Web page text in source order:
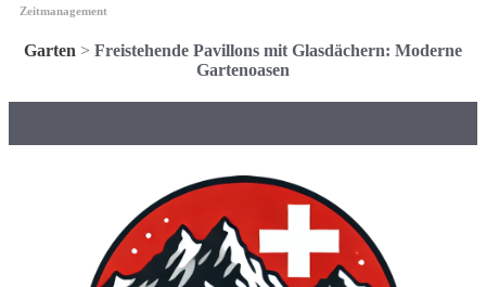
Zeitmanagement
Garten > Freistehende Pavillons mit Glasdächern: Moderne
Gartenoasen